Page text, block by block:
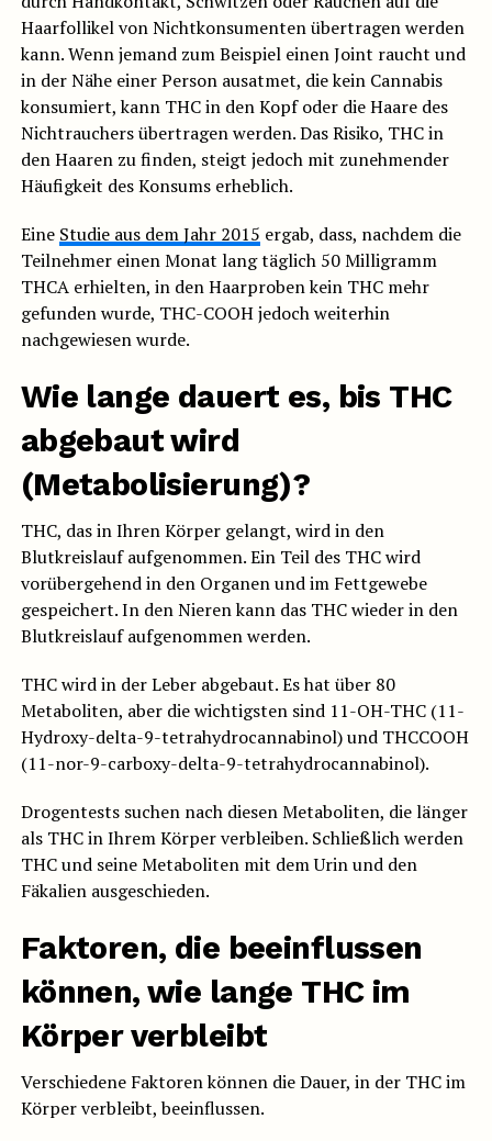
Haarfollikel von Nichtkonsumenten übertragen werden
kann. Wenn jemand zum Beispiel einen Joint raucht und
in der Nähe einer Person ausatmet, die kein Cannabis
konsumiert, kann THC in den Kopf oder die Haare des
Nichtrauchers übertragen werden. Das Risiko, THC in
den Haaren zu finden, steigt jedoch mit zunehmender
Häufigkeit des Konsums erheblich.
Eine Studie aus dem Jahr 2015 ergab, dass, nachdem die
Teilnehmer einen Monat lang täglich 50 Milligramm
THCA erhielten, in den Haarproben kein THC mehr
gefunden wurde, THC-COOH jedoch weiterhin
nachgewiesen wurde.
Wie lange dauert es, bis THC
abgebaut wird
(Metabolisierung)?
THC, das in Ihren Körper gelangt, wird in den
Blutkreislauf aufgenommen. Ein Teil des THC wird
vorübergehend in den Organen und im Fettgewebe
gespeichert. In den Nieren kann das THC wieder in den
Blutkreislauf aufgenommen werden.
THC wird in der Leber abgebaut. Es hat über 80
Metaboliten, aber die wichtigsten sind 11-OH-THC (11-
Hydroxy-delta-9-tetrahydrocannabinol) und THCCOOH
(11-nor-9-carboxy-delta-9-tetrahydrocannabinol).
Drogentests suchen nach diesen Metaboliten, die länger
als THC in Ihrem Körper verbleiben. Schließlich werden
THC und seine Metaboliten mit dem Urin und den
Fäkalien ausgeschieden.
Faktoren, die beeinflussen
können, wie lange THC im
Körper verbleibt
Verschiedene Faktoren können die Dauer, in der THC im
Körper verbleibt, beeinflussen.